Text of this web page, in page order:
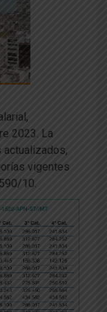
2023. La
vigentes
10.